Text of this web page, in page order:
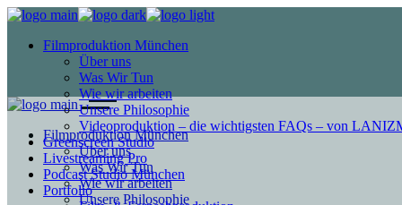
Filmproduktion München
Über uns
Was Wir Tun
Wie wir arbeiten
Unsere Philosophie
Videoproduktion – die wichtigsten FAQs – von
Greenscreen Studio
Livestreaming Pro
Podcast Studio München
Portfolio
Filmproduktion München
Über uns
Was Wir Tun
Wie wir arbeiten
Unsere Philosophie